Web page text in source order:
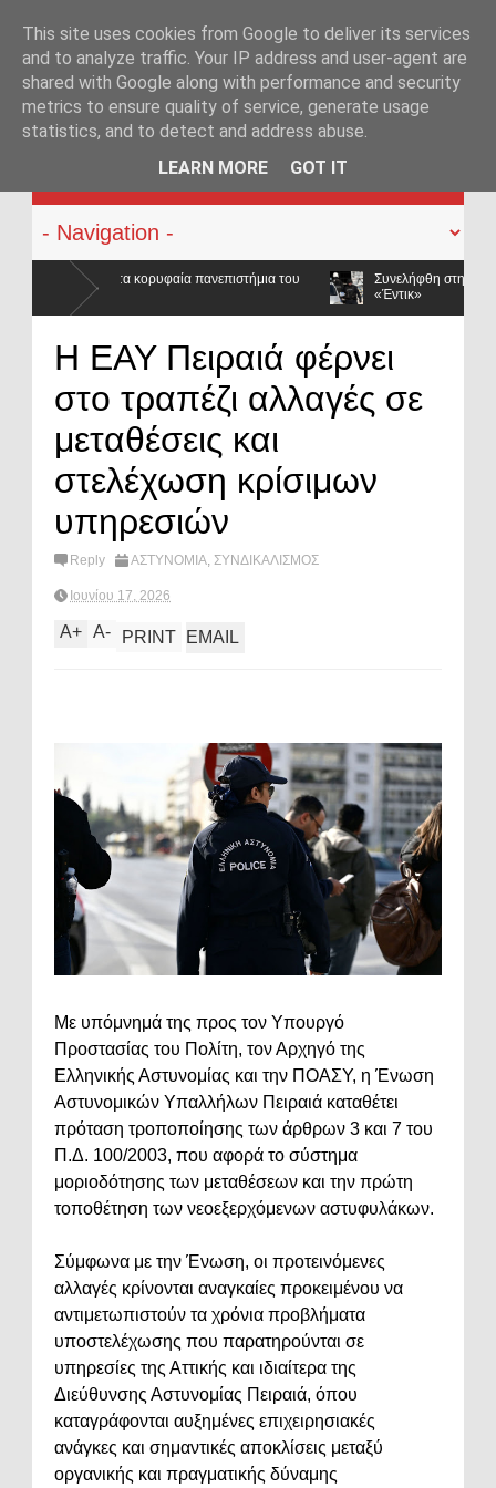
KATEHACKER
Συνελήφθη στην Καλλιθέα καταζητούμενο μέλος της
Η ΕΑΥ Πειραιά φέρνει
στο τραπέζι αλλαγές σε
μεταθέσεις και
στελέχωση κρίσιμων
υπηρεσιών
Reply ΑΣΤΥΝΟΜΙΑ, ΣΥΝΔΙΚΑΛΙΣΜΟΣ
Ιουνίου 17, 2026
A+ A- PRINT EMAIL
Με υπόμνημά της προς τον Υπουργό
Προστασίας του Πολίτη, τον Αρχηγό της
Ελληνικής Αστυνομίας και την ΠΟΑΣΥ, η Ένωση
Αστυνομικών Υπαλλήλων Πειραιά καταθέτει
πρόταση τροποποίησης των άρθρων 3 και 7 του
Π.Δ. 100/2003, που αφορά το σύστημα
μοριοδότησης των μεταθέσεων και την πρώτη
τοποθέτηση των νεοεξερχόμενων αστυφυλάκων.
Σύμφωνα με την Ένωση, οι προτεινόμενες
αλλαγές κρίνονται αναγκαίες προκειμένου να
αντιμετωπιστούν τα χρόνια προβλήματα
υποστελέχωσης που παρατηρούνται σε
υπηρεσίες της Αττικής και ιδιαίτερα της
Διεύθυνσης Αστυνομίας Πειραιά, όπου
καταγράφονται αυξημένες επιχειρησιακές
ανάγκες και σημαντικές αποκλίσεις μεταξύ
οργανικής και πραγματικής δύναμης
This site uses cookies from Google to deliver its services
and to analyze traffic. Your IP address and user-agent are
shared with Google along with performance and security
metrics to ensure quality of service, generate usage
statistics, and to detect and address abuse.
LEARN MORE
GOT IT